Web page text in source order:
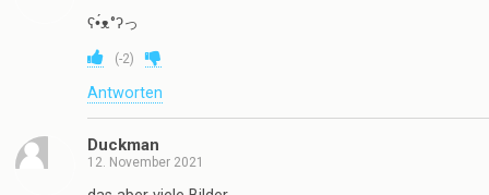
ʕ•́ᴥ°ʔっ
(-2)
Antworten
Duckman
12. November 2021